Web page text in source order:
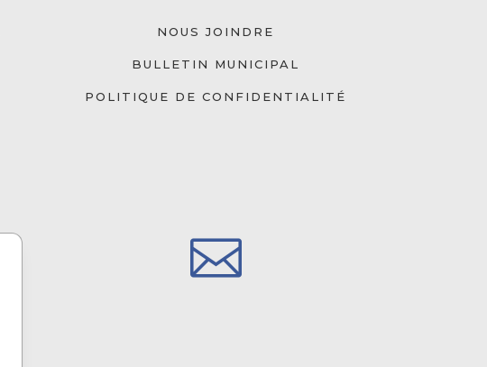
NOUS JOINDRE
BULLETIN MUNICIPAL
POLITIQUE DE CONFIDENTIALITÉ
